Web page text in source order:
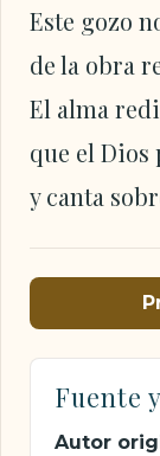
Este gozo
de la obra
El alma
que el Dios
y canta
Fuente
Autor